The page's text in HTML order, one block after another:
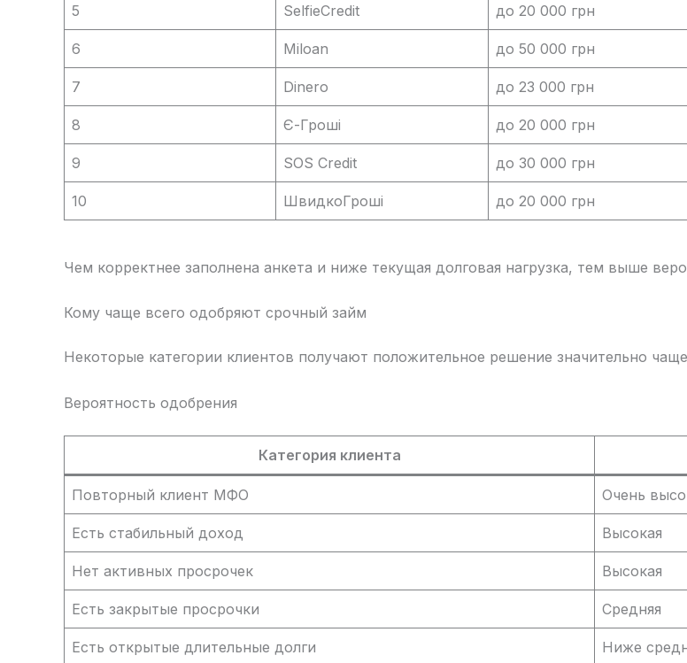
5 SelfieCredit до 20 000 грн
6 Miloan до 50 000 грн
7 Dinero до 23 000 грн
8 Є-Гроші до 20 000 грн
9 SOS Credit до 30 000 грн
10 ШвидкоГроші до 20 000 грн
Чем корректнее заполнена анкета и ниже текущая долговая нагрузка, тем выше
Кому чаще всего одобряют срочный займ
Некоторые категории клиентов получают положительное решение значительно
Вероятность одобрения
Категория клиента
Повторный клиент МФО Очень
Есть стабильный доход Высокая
Нет активных просрочек Высокая
Есть закрытые просрочки Средняя
Есть открытые длительные долги Ниже